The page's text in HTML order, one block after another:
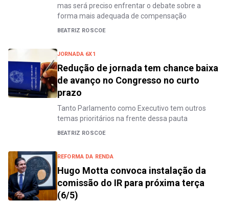
mas será preciso enfrentar o debate sobre a
forma mais adequada de compensação
BEATRIZ ROSCOE
JORNADA 6X1
Redução de jornada tem chance baixa
de avanço no Congresso no curto
prazo
Tanto Parlamento como Executivo tem outros
temas prioritários na frente dessa pauta
BEATRIZ ROSCOE
REFORMA DA RENDA
Hugo Motta convoca instalação da
comissão do IR para próxima terça
(6/5)